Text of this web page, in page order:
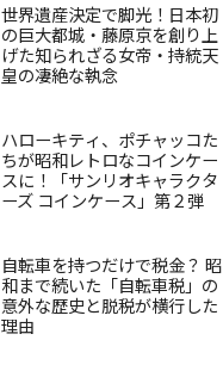
世界遺産決定で脚光！日本初
の巨大都城・藤原京を創り上
げた知られざる女帝・持統天
皇の凄絶な執念
ハローキティ、ポチャッコた
ちが昭和レトロなコインケー
スに！「サンリオキャラクタ
ーズ コインケース」第２弾
自転車を持つだけで税金？ 昭
和まで続いた「自転車税」の
意外な歴史と脱税が横行した
理由